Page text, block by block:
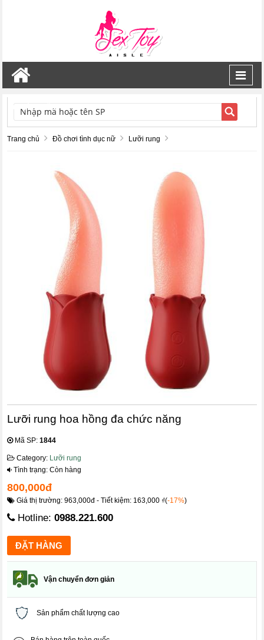
TÌM KIẾM
Trang chủ Đồ chơi tình dục nữ Lưỡi rung
Lưỡi rung hoa hồng đa chức năng
Mã SP:1844
Category: Lưỡi rung
Tình trạng: Còn hàng
800,000đ
Giá thị trường: 963,000đ - Tiết kiệm: 163,000 ₫(-17%)
Hotline:0988.221.600
Vận chuyển đơn giản
Sản phẩm chất lượng cao